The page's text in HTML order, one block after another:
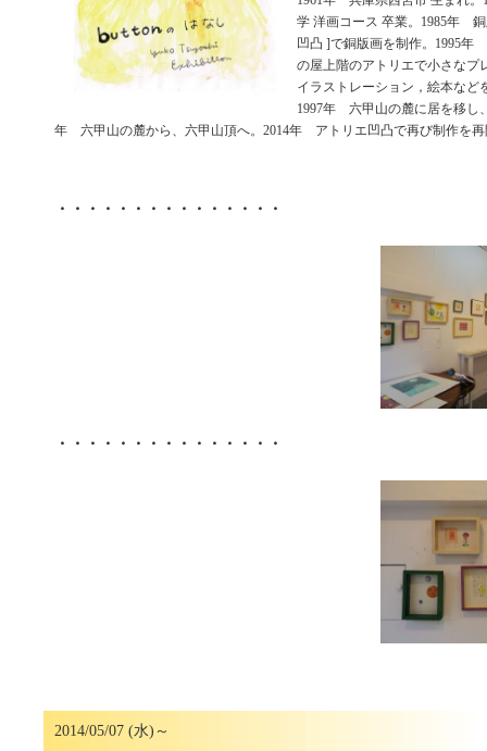
学 洋画コース 卒業。1985年
凹凸 ]で銅版画を制作。1995年
の屋上階のアトリエで小さなプ
イラストレーション，絵本など
1997年 六甲山の麓に居を移し
年 六甲山の麓から、六甲山頂へ。2014年 アトリエ凹凸で再び制作を再
・・・・・・・・・・・・・・・
・・・・・・・・・・・・・・・
2014/05/07 (水)～